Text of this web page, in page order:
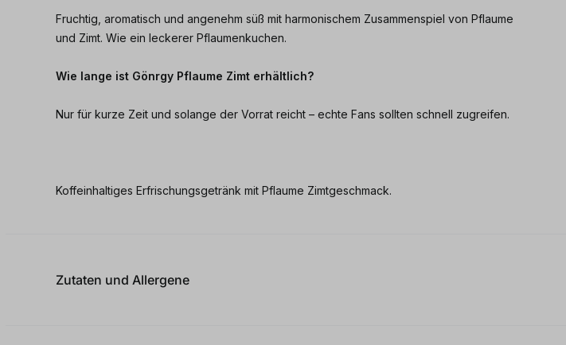
Fruchtig, aromatisch und angenehm süß mit harmonischem Zusammenspiel von Pflaume
und Zimt. Wie ein leckerer Pflaumenkuchen.
Wie lange ist Gönrgy Pflaume Zimt erhältlich?
Nur für kurze Zeit und solange der Vorrat reicht – echte Fans sollten schnell zugreifen.
Koffeinhaltiges Erfrischungsgetränk mit Pflaume Zimtgeschmack.
Zutaten und Allergene